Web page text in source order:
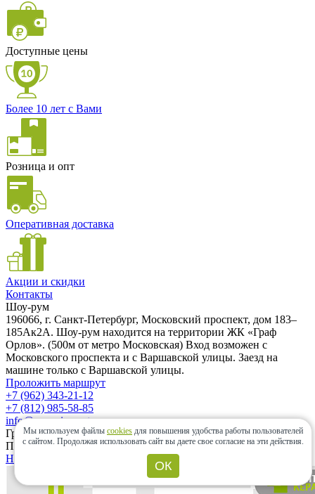
Доступные цены
Более 10 лет с Вами
Розница и опт
Оперативная доставка
Акции и скидки
Контакты
Шоу-рум
196066, г. Санкт-Петербург, Московский проспект, дом 183–
185Ак2А. Шоу-рум находится на территории ЖК «Граф
Орлов». (500м от метро Московская) Вход возможен с
Московского проспекта и с Варшавской улицы. Заезд на
машине только с Варшавской улицы.
Проложить маршрут
+7 (962) 343-21-12
+7 (812) 985-58-85
info@ceramic-center.ru
График работы шоу-рума
Понедельник — Воскресенье: с 10.00 до 20.00
Найти шоу-рум быстро
Мы используем файлы cookies для повышения удобства работы пользователей
с сайтом. Продолжая использовать сайт вы даете свое согласие на эти действия.
ОК